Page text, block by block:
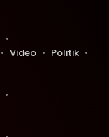
Video
Politik